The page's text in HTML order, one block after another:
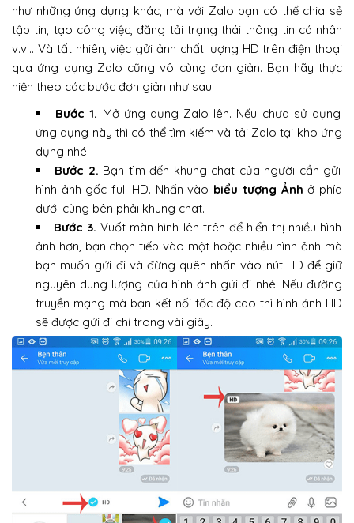
như những ứng dụng khác, mà với Zalo bạn có thể chia sẻ
tập tin, tạo công việc, đăng tải trạng thái thông tin cá nhân
v.v… Và tất nhiên, việc gửi ảnh chất lượng HD trên điện thoại
qua ứng dụng Zalo cũng vô cùng đơn giản. Bạn hãy thực
hiện theo các bước đơn giản như sau:
Bước 1. Mở ứng dụng Zalo lên. Nếu chưa sử dụng
ứng dụng này thì có thể tìm kiếm và tải Zalo tại kho ứng
dụng nhé.
Bước 2. Bạn tìm đến khung chat của người cần gửi
hình ảnh gốc full HD. Nhấn vào biểu tượng Ảnhở phía
dưới cùng bên phải khung chat.
Bước 3.Vuốt màn hình lên trên để hiển thị nhiều hình
ảnh hơn, bạn chọn tiếp vào một hoặc nhiều hình ảnh mà
bạn muốn gửi đi và đừng quên nhấn vào nút HD để giữ
nguyên dung lượng của hình ảnh gửi đi nhé. Nếu đường
truyền mạng mà bạn kết nối tốc độ cao thì hình ảnh HD
sẽ được gửi đi chỉ trong vài giây.